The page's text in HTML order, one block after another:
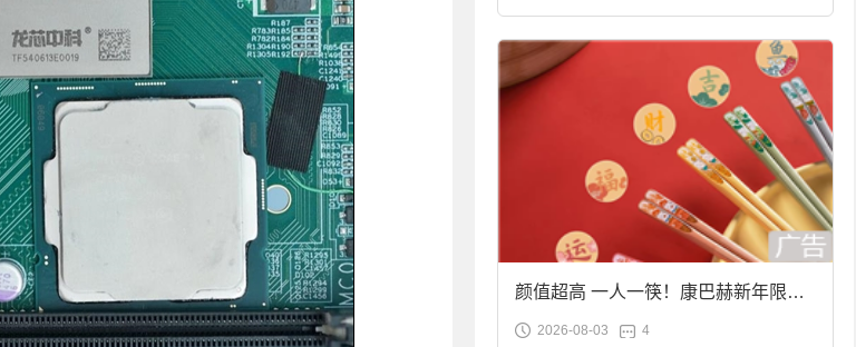
颜值超高 一人一筷！康巴赫新年限定
合金筷子大促：19.9元
2026-08-03 4